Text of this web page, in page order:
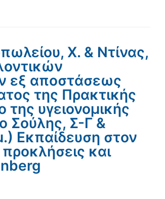
Χ. & Ντίνας,
εξ αποστάσεως
της Πρακτικής
υγειονομικής
Σούλης, Σ-Γ &
Εκπαίδευση στον
και